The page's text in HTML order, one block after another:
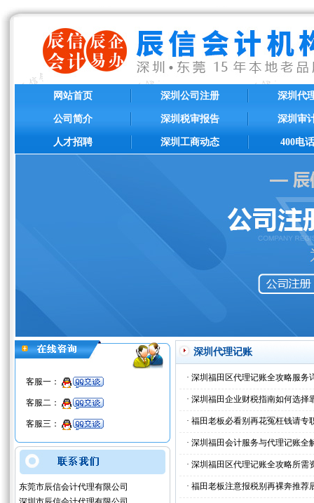
网站首页
公司简介
人才招聘
深圳公司注册
深圳税审报告
深圳工商动态
深圳代
深圳审
400电
客服一：
客服二：
客服三：
东莞市辰信会计代理有限公司
深圳代理记账
· 深圳福田区代理记账全攻略服务
· 深圳福田企业财税指南如何选择
· 福田老板必看别再花冤枉钱请专
· 深圳福田会计服务与代理记账全
· 深圳福田区代理记账全攻略所需
· 福田老板注意报税别再裸奔推荐